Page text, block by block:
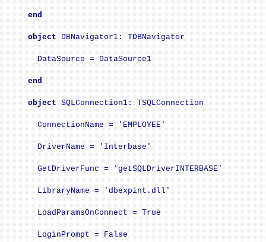
end
object DBNavigator1: TDBNavigator
DataSource = DataSource1
end
object SQLConnection1: TSQLConnection
ConnectionName = 'EMPLOYEE'
DriverName = 'Interbase'
GetDriverFunc = 'getSQLDriverINTERBASE'
LibraryName = 'dbexpint.dll'
LoadParamsOnConnect = True
LoginPrompt = False